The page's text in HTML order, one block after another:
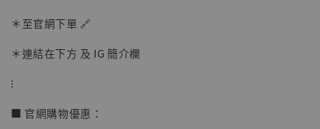
＊至官網下單 🔗
＊連結在下方 及 IG 簡介欄
⁝
■ 官網購物優惠：